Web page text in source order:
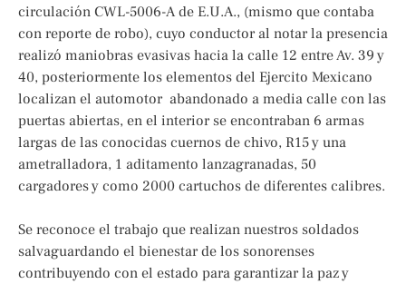
circulación CWL-5006-A de E.U.A., (mismo que contaba
con reporte de robo), cuyo conductor al notar la presencia
realizó maniobras evasivas hacia la calle 12 entre Av. 39 y
40, posteriormente los elementos del Ejercito Mexicano
localizan el automotor abandonado a media calle con las
puertas abiertas, en el interior se encontraban 6 armas
largas de las conocidas cuernos de chivo, R15 y una
ametralladora, 1 aditamento lanzagranadas, 50
cargadores y como 2000 cartuchos de diferentes calibres.
Se reconoce el trabajo que realizan nuestros soldados
salvaguardando el bienestar de los sonorenses
contribuyendo con el estado para garantizar la paz y